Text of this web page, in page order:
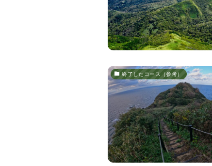
終了したコース（参考）